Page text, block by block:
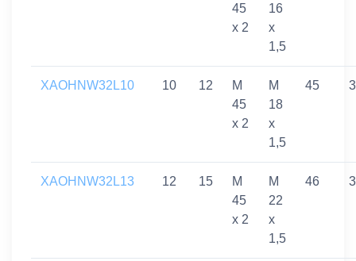
45
x 2
16
x
1,5
XAOHNW32L10 10 12
M
45
x 2
M
18
x
1,5
45
XAOHNW32L13 12 15
M
45
x 2
M
22
x
1,5
46